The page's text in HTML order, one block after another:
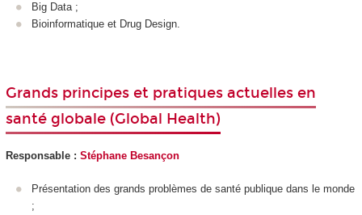
Big Data ;
Bioinformatique et Drug Design.
Grands principes et pratiques actuelles en
santé globale (Global Health)
Responsable : Stéphane Besançon
Présentation des grands problèmes de santé publique dans le monde
;